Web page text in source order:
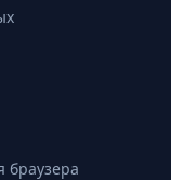
браузера